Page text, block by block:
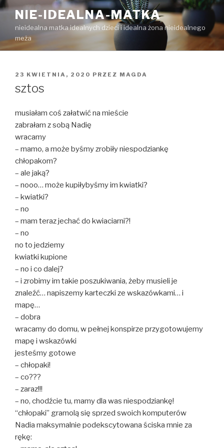
Przejdź
treści
NIE-IDEALNA-MATKA
nieidealna matka idealnych dzieci i idealna żona nieidealnego
meża
OPUBLIKOWANE
23 KWIETNIA, 2020 PRZEZ MAGDA
sztos
musiałam coś załatwić na mieście
zabrałam z sobą Nadię
wracamy
– mamo, a może byśmy zrobiły niespodziankę
chłopakom?
– ale jaką?
– nooo… może kupiłybyśmy im kwiatki?
– kwiatki?
– no
– mam teraz jechać do kwiaciarni?!
– no
no to jedziemy
kwiatki kupione
– no i co dalej?
– i zrobimy im takie poszukiwania, żeby musieli je
znaleźć… napiszemy karteczki ze wskazówkami… i
mapę…
– dobra
wracamy do domu, w pełnej konspirze przygotowujemy
mapę i wskazówki
jesteśmy gotowe
– chłopaki!
– co???
– zaraz!!!
– no, chodźcie tu, mamy dla was niespodziankę!
“chłopaki” gramolą się sprzed swoich komputerów
Nadia maksymalnie podekscytowana ściska mnie za
rękę: